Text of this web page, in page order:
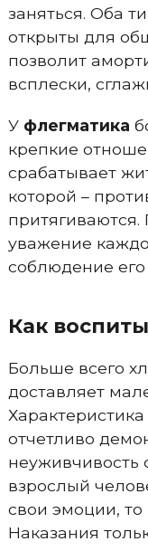
заняться. Оба
открыты для
позволит
всплески,
У флегматика
крепкие
срабатывает
которой –
притягиваются.
уважение
соблюдение его
Как
Больше всего
доставляет
отчетливо
взрослый
свои эмоции, то
Наказания